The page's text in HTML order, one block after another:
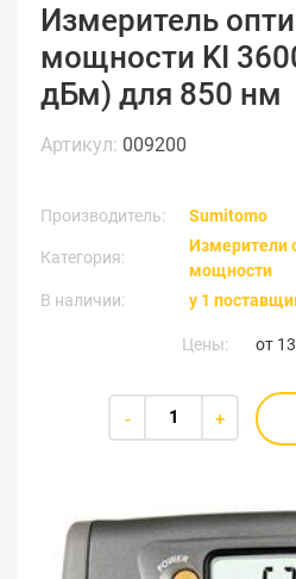
Измеритель
мощности KI
дБм) для 850 нм
Артикул: 009200
Производитель: Sumitomo
Категория:
Измерители
мощности
В наличии:
у 1
Цены: от
- +